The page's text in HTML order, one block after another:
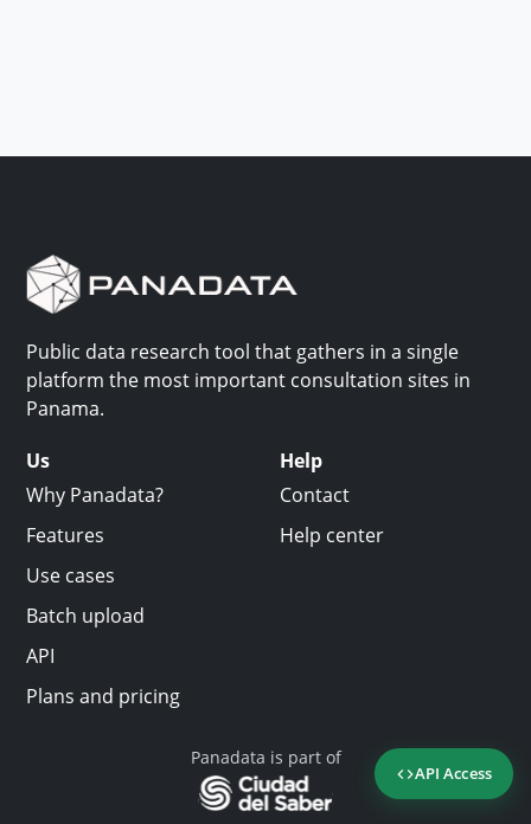
API Access
Public data research tool that gathers in a single
platform the most important consultation sites in
Panama.
Us
Why Panadata?
Features
Use cases
Batch upload
API
Plans and pricing
Help
Contact
Help center
Panadata is part of